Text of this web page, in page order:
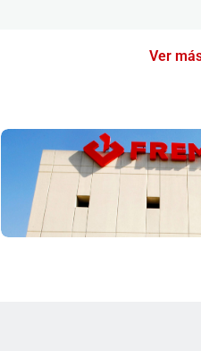
Ver